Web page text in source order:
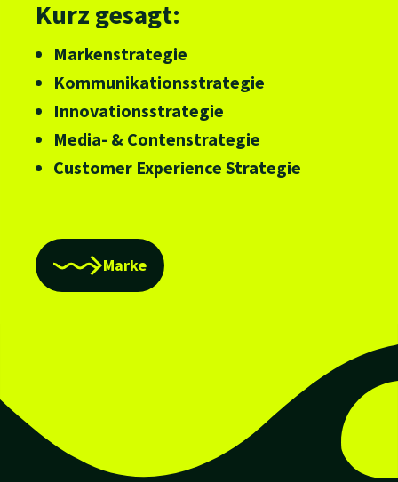
Kurz gesagt:
Markenstrategie
Kommunikationsstrategie
Innovationsstrategie
Media- & Contenstrategie
Customer Experience Strategie
Marke